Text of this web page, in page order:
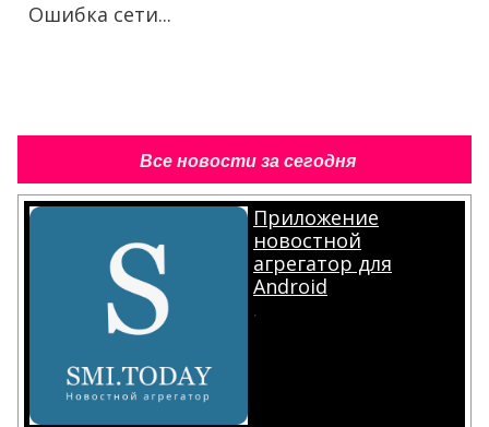
Ошибка сети...
Все новости за сегодня
Приложение
новостной
агрегатор для
Android
.